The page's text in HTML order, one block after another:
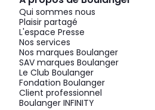
Qui sommes nous
Plaisir partagé
L'espace Presse
Nos services
Nos marques Boulanger
SAV marques Boulanger
Le Club Boulanger
Fondation Boulanger
Client professionnel
Boulanger INFINITY